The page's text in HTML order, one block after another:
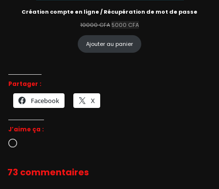
Création compte en ligne / Récupération de mot de passe
10000CFA Le
initial
était :
5000 CFALe
actuel
est :
Ajouter au panier
Partager :
Facebook X
J’aime ça :
Chargement…
73 commentaires